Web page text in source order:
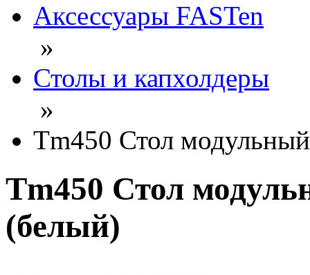
Аксессуары FASTen
»
Столы и капхолдеры
»
Tm450 Стол
Tm450 Стол
(белый)